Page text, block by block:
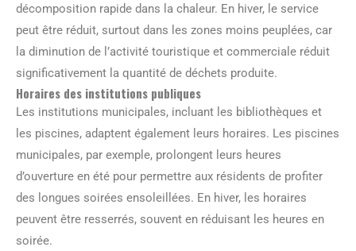
décomposition rapide dans la chaleur. En hiver, le service
peut être réduit, surtout dans les zones moins peuplées, car
la diminution de l’activité touristique et commerciale réduit
significativement la quantité de déchets produite.
Horaires des institutions publiques
Les institutions municipales, incluant les bibliothèques et
les piscines, adaptent également leurs horaires. Les piscines
municipales, par exemple, prolongent leurs heures
d’ouverture en été pour permettre aux résidents de profiter
des longues soirées ensoleillées. En hiver, les horaires
peuvent être resserrés, souvent en réduisant les heures en
soirée.